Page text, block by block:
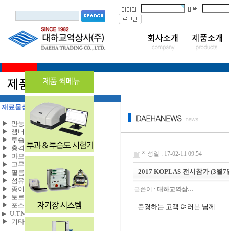
재료물성시험기 (Material Test)
▶ 만능재료시험기
▶ 챔버 만능재료시험기
▶ 투습도(투과도)시험기
▶ 충격 시험기
▶ 마모 시험기
▶ 고무 & 플라스틱 시험기
▶ 필름 & 테이프 시험기
▶ 섬유 & 직물 시험기
▶ 종이 & 포장 시험기
▶ 토르크 시험기
▶ 포스 게이지
▶ U.T.M 지그
▶ 기타
작성일 : 17-02-11 09:54
2017 KOPLAS 전시참가 (3월7
글쓴이 :대하교역상…
존경하는 고객 여러분 님께